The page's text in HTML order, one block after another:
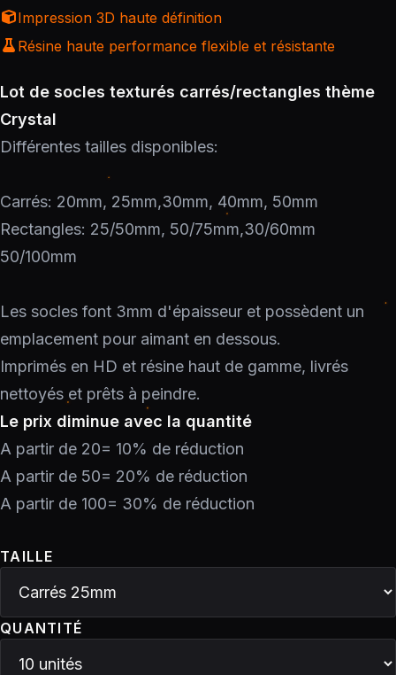
Impression 3D haute définition
Résine haute performance flexible et résistante
Lot de socles texturés carrés/rectangles thème
Crystal
Différentes tailles disponibles:
Carrés: 20mm, 25mm,30mm, 40mm, 50mm
Rectangles: 25/50mm, 50/75mm,30/60mm
50/100mm
Les socles font 3mm d'épaisseur et possèdent un
emplacement pour aimant en dessous.
Imprimés en HD et résine haut de gamme, livrés
nettoyés et prêts à peindre.
Le prix diminue avec la quantité
A partir de 20= 10% de réduction
A partir de 50= 20% de réduction
A partir de 100= 30% de réduction
TAILLE
QUANTITÉ